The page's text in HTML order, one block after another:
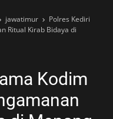
jawatimur
Polres Kediri
Ritual Kirab Bidaya di
Kodim